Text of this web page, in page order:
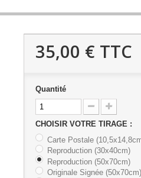
35,00 € TTC
Quantité
CHOISIR VOTRE TIRAGE :
Carte Postale
Reproduction (30x40cm)
Reproduction (50x70cm)
Originale Signée (50x70cm)